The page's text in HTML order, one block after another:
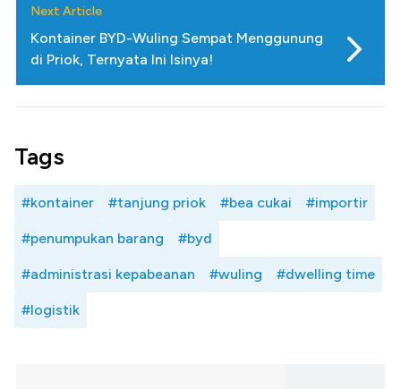
Next Article
Kontainer BYD-Wuling Sempat Menggunung
di Priok, Ternyata Ini Isinya!
Tags
#kontainer #tanjung priok #bea cukai #importir
#penumpukan barang #byd
#administrasi kepabeanan #wuling #dwelling time
#logistik